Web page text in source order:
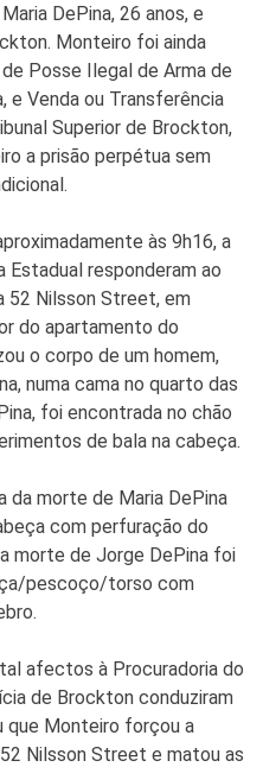
DePina, 26 anos, e
Monteiro foi ainda
Posse Ilegal de Arma de
e Venda ou Transferência
Superior de Brockton,
a prisão perpétua sem
às 9h16, a
responderam ao
52 Nilsson Street, em
do apartamento do
o corpo de um homem,
numa cama no quarto das
foi encontrada no chão
de bala na cabeça.
da morte de Maria DePina
com perfuração do
morte de Jorge DePina foi
pescoço/torso com
afectos à Procuradoria do
de Brockton conduziram
que Monteiro forçou a
Nilsson Street e matou as